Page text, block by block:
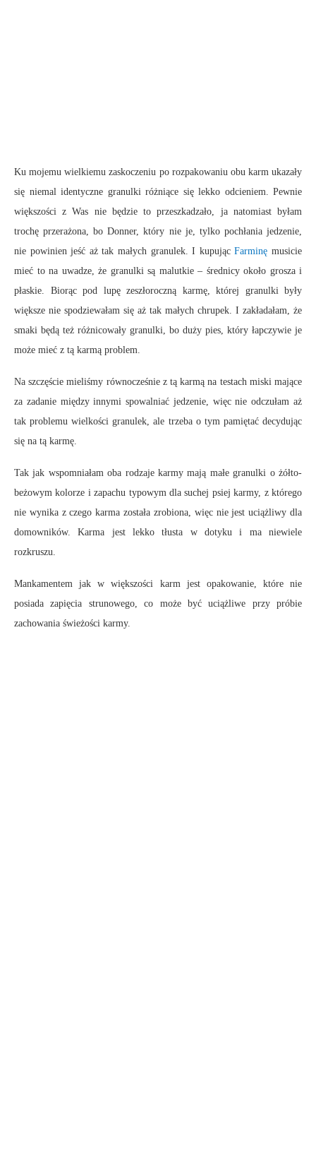
Ku mojemu wielkiemu zaskoczeniu po rozpakowaniu obu karm ukazały
się niemal identyczne granulki różniące się lekko odcieniem. Pewnie
większości z Was nie będzie to przeszkadzało, ja natomiast byłam
trochę przerażona, bo Donner, który nie je, tylko pochłania jedzenie,
nie powinien jeść aż tak małych granulek. I kupując Farminę musicie
mieć to na uwadze, że granulki są malutkie – średnicy około grosza i
płaskie. Biorąc pod lupę zeszłoroczną karmę, której granulki były
większe nie spodziewałam się aż tak małych chrupek. I zakładałam, że
smaki będą też różnicowały granulki, bo duży pies, który łapczywie je
może mieć z tą karmą problem.
Na szczęście mieliśmy równocześnie z tą karmą na testach miski mające
za zadanie między innymi spowalniać jedzenie, więc nie odczułam aż
tak problemu wielkości granulek, ale trzeba o tym pamiętać decydując
się na tą karmę.
Tak jak wspomniałam oba rodzaje karmy mają małe granulki o żółto-
beżowym kolorze i zapachu typowym dla suchej psiej karmy, z którego
nie wynika z czego karma została zrobiona, więc nie jest uciążliwy dla
domowników. Karma jest lekko tłusta w dotyku i ma niewiele
rozkruszu.
Mankamentem jak w większości karm jest opakowanie, które nie
posiada zapięcia strunowego, co może być uciążliwe przy próbie
zachowania świeżości karmy.